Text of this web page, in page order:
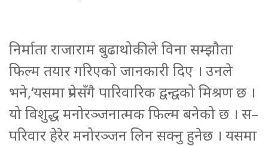
निर्माता राजाराम बुढाथोकीले विना सम्झौता
फिल्म तयार गरिएको जानकारी दिए । उनले
भने,‘यसमा प्रेमसँगै पारिवारिक द्वन्द्वको मिश्रण छ ।
यो विशुद्ध मनोरञ्जनात्मक फिल्म बनेको छ । स–
परिवार हेरेर मनोरञ्जन लिन सक्नु हुनेछ । यसमा